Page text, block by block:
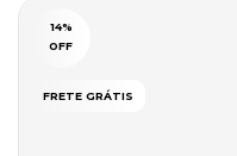
14%
OFF
FRETE GRÁTIS